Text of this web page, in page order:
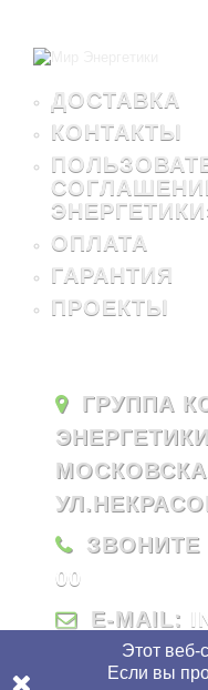
ДОСТАВКА
КОНТАКТЫ
ОПЛАТА
ГАРАНТИЯ
ПРОЕКТЫ
ГРУППА
ЗВОНИТЕ
00
E-MAIL:
Этот веб-
Если вы